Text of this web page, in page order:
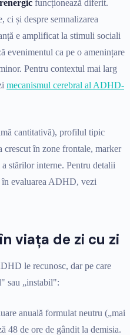
funcționează diferit.
ci și despre semnalizarea
e amplificat la stimuli sociali
evenimentul ca pe o amenințare
Pentru contextul mai larg
mecanismul cerebral al ADHD-
cantitativă), profilul tipic
în zone frontale, marker
stărilor interne. Pentru detalii
în evaluarea ADHD, vezi
viața de zi cu zi
le recunosc, dar pe care
sau „instabil":
anuală formulat neutru („mai
48 de ore de gândit la demisia.